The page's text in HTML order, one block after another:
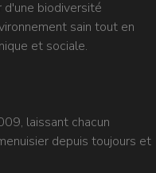
biodiversité
sain tout en
et sociale.
laissant chacun
depuis toujours et